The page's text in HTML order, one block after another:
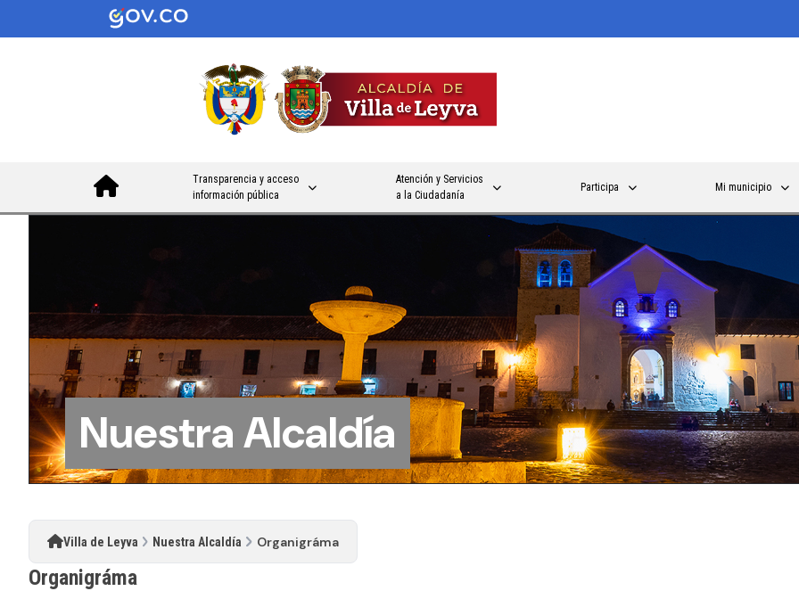
Transparencia y acceso
información pública
Atención y Servicios
a la Ciudadanía
Participa Mi municipio
Nuestra Alcaldía
Villa de Leyva Nuestra Alcaldía Organigráma
Organigráma